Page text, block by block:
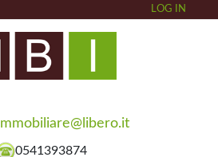
LOG IN
0541393874